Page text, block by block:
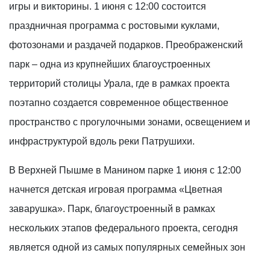
игры и викторины. 1 июня с 12:00 состоится
праздничная программа с ростовыми куклами,
фотозонами и раздачей подарков. Преображенский
парк – одна из крупнейших благоустроенных
территорий столицы Урала, где в рамках проекта
поэтапно создается современное общественное
пространство с прогулочными зонами, освещением и
инфраструктурой вдоль реки Патрушихи.
В Верхней Пышме в Манином парке 1 июня с 12:00
начнется детская игровая программа «Цветная
заварушка». Парк, благоустроенный в рамках
нескольких этапов федерального проекта, сегодня
является одной из самых популярных семейных зон